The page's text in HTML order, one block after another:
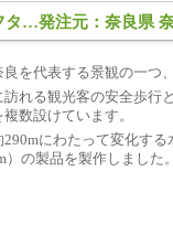
タ…発注元：奈良県
良を代表する景観の一つ
訪れる観光客の安全歩行
数設けています。
290mにわたって変化す
）の製品を製作しました。